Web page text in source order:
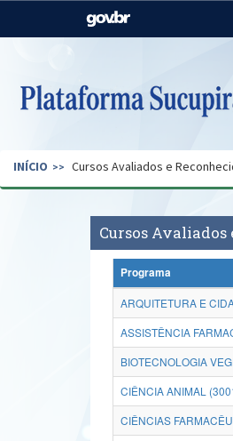
Casa Civil
Pecuária e Abastecimento
Secretaria de Governo
INÍCIO Cursos Avaliados e
Cursos Avaliados
Programa
ARQUITETURA E
ASSISTÊNCIA
BIOTECNOLOGIA
CIÊNCIA ANIMAL
CIÊNCIAS